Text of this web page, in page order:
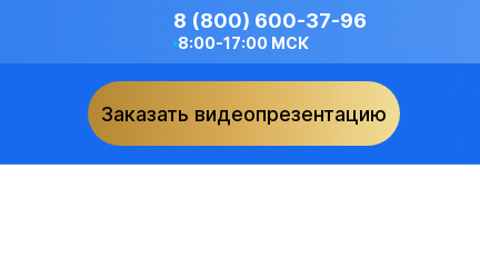
8 (800) 600-37-96
8:00-17:00 МСК
Заказать видеопрезентацию